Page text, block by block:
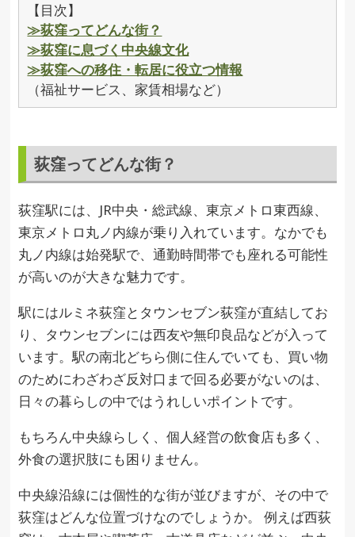
【目次】
≫荻窪ってどんな街？
≫荻窪に息づく中央線文化
≫荻窪への移住・転居に役立つ情報
（福祉サービス、家賃相場など）
荻窪ってどんな街？
荻窪駅には、JR中央・総武線、東京メトロ東西線、
東京メトロ丸ノ内線が乗り入れています。なかでも
丸ノ内線は始発駅で、通勤時間帯でも座れる可能性
が高いのが大きな魅力です。
駅にはルミネ荻窪とタウンセブン荻窪が直結してお
り、タウンセブンには西友や無印良品などが入って
います。駅の南北どちら側に住んでいても、買い物
のためにわざわざ反対口まで回る必要がないのは、
日々の暮らしの中ではうれしいポイントです。
もちろん中央線らしく、個人経営の飲食店も多く、
外食の選択肢にも困りません。
中央線沿線には個性的な街が並びますが、その中で
荻窪はどんな位置づけなのでしょうか。 例えば西荻